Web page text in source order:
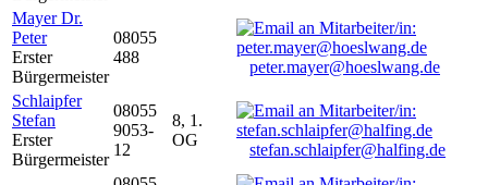
Mayer Dr.
Peter
Erster
Bürgermeister
08055
488
peter.mayer@hoeslwang.de
Schlaipfer
Stefan
Erster
Bürgermeister
08055
9053-
12
8, 1.
OG
stefan.schlaipfer@halfing.de